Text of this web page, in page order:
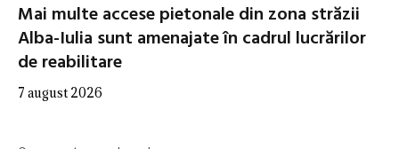
Mai multe accese pietonale din zona străzii
Alba-Iulia sunt amenajate în cadrul lucrărilor
de reabilitare
7 august 2026